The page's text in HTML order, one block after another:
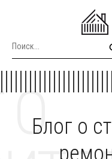
Блог о
О